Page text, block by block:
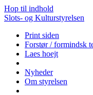
Hop til indhold
Slots- og Kulturstyrelsen
Print siden
Forstør / formindsk
Laes hoejt
Nyheder
Om styrelsen